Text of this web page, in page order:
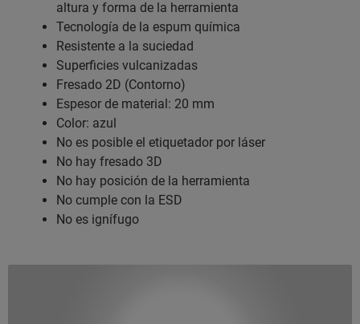
altura y forma de la herramienta
Tecnología de la espum química
Resistente a la suciedad
Superficies vulcanizadas
Fresado 2D (Contorno)
Espesor de material: 20 mm
Color: azul
No es posible el etiquetador por láser
No hay fresado 3D
No hay posición de la herramienta
No cumple con la ESD
No es ignífugo